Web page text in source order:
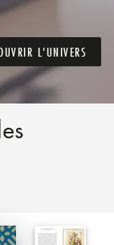
L'UNIVERS